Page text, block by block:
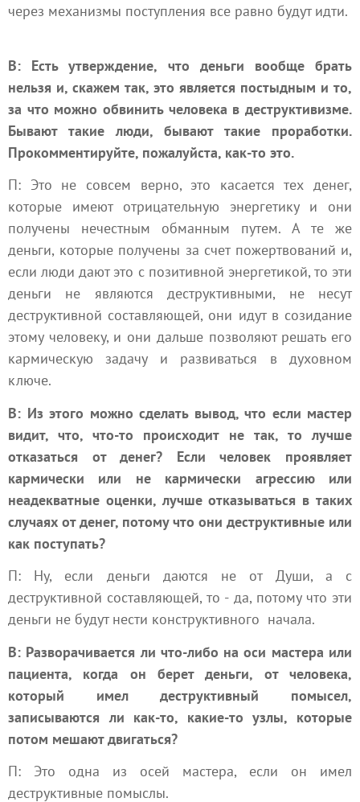
через механизмы поступления все равно будут идти.
В: Есть утверждение, что деньги вообще брать
нельзя и, скажем так, это является постыдным и то,
за что можно обвинить человека в деструктивизме.
Бывают такие люди, бывают такие проработки.
Прокомментируйте, пожалуйста, как-то это.
П: Это не совсем верно, это касается тех денег,
которые имеют отрицательную энергетику и они
получены нечестным обманным путем. А те же
деньги, которые получены за счет пожертвований и,
если люди дают это с позитивной энергетикой, то эти
деньги не являются деструктивными, не несут
деструктивной составляющей, они идут в созидание
этому человеку, и они дальше позволяют решать его
кармическую задачу и развиваться в духовном
ключе.
В: Из этого можно сделать вывод, что если мастер
видит, что, что-то происходит не так, то лучше
отказаться от денег? Если человек проявляет
кармически или не кармически агрессию или
неадекватные оценки, лучше отказываться в таких
случаях от денег, потому что они деструктивные или
как поступать?
П: Ну, если деньги даются не от Души, а с
деструктивной составляющей, то - да, потому что эти
деньги не будут нести конструктивного начала.
В: Разворачивается ли что-либо на оси мастера или
пациента, когда он берет деньги, от человека,
который имел деструктивный помысел,
записываются ли как-то, какие-то узлы, которые
потом мешают двигаться?
П: Это одна из осей мастера, если он имел
деструктивные помыслы.